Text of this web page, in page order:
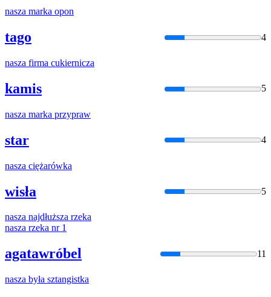
nasza marka opon
tago 4
nasza firma cukiernicza
kamis 5
nasza marka przypraw
star 4
nasza ciężarówka
wisła 5
nasza najdłuższa rzeka
nasza rzeka nr 1
agatawróbel 11
nasza była sztangistka